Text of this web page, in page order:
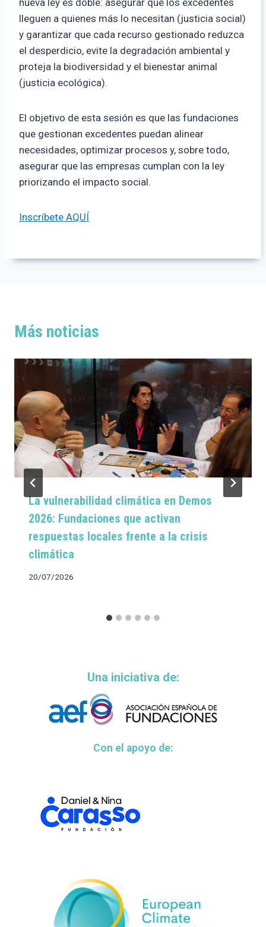
lleguen a quienes más lo necesitan (justicia social)
y garantizar que cada recurso gestionado reduzca
el desperdicio, evite la degradación ambiental y
proteja la biodiversidad y el bienestar animal
(justicia ecológica).
El objetivo de esta sesión es que las fundaciones
que gestionan excedentes puedan alinear
necesidades, optimizar procesos y, sobre todo,
asegurar que las empresas cumplan con la ley
priorizando el impacto social.
Inscríbete AQUÍ
Más noticias
La vulnerabilidad climática en Demos
2026: Fundaciones que activan
respuestas locales frente a la crisis
climática
20/07/2026
Una iniciativa de:
Con el apoyo de: